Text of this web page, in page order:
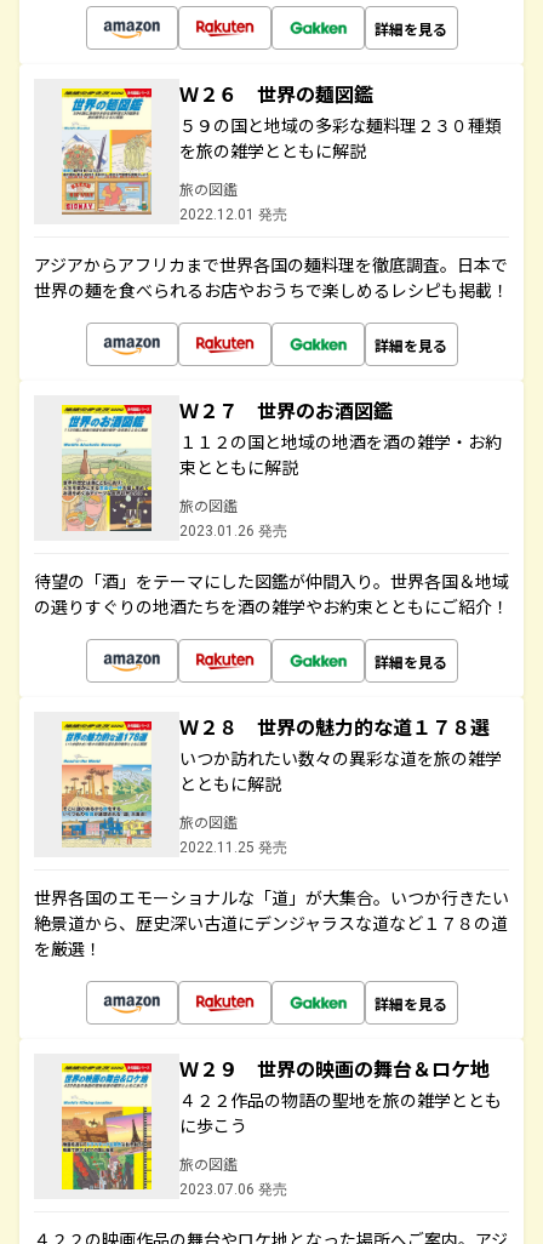
詳細を見る
Ｗ２６ 世界の麺図鑑
５９の国と地域の多彩な麺料理２３０種類
を旅の雑学とともに解説
旅の図鑑
2022.12.01 発売
アジアからアフリカまで世界各国の麺料理を徹底調査。日本で
世界の麺を食べられるお店やおうちで楽しめるレシピも掲載！
詳細を見る
Ｗ２７ 世界のお酒図鑑
１１２の国と地域の地酒を酒の雑学・お約
束とともに解説
旅の図鑑
2023.01.26 発売
待望の「酒」をテーマにした図鑑が仲間入り。世界各国＆地域
の選りすぐりの地酒たちを酒の雑学やお約束とともにご紹介！
詳細を見る
Ｗ２８ 世界の魅力的な道１７８選
いつか訪れたい数々の異彩な道を旅の雑学
とともに解説
旅の図鑑
2022.11.25 発売
世界各国のエモーショナルな「道」が大集合。いつか行きたい
絶景道から、歴史深い古道にデンジャラスな道など１７８の道
を厳選！
詳細を見る
Ｗ２９ 世界の映画の舞台＆ロケ地
４２２作品の物語の聖地を旅の雑学ととも
に歩こう
旅の図鑑
2023.07.06 発売
４２２の映画作品の舞台やロケ地となった場所へご案内。アジ